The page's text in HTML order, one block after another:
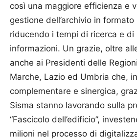
così una maggiore efficienza e
gestione dell’archivio in
riducendo i tempi di ricerca e di
informazioni. Un grazie, oltre
anche ai Presidenti delle
Marche, Lazio ed Umbria che,
complementare e sinergica,
Sisma stanno lavorando sulla
“Fascicolo dell’edificio”,
milioni nel processo di